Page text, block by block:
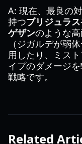
A: 現在、最良の
持つブリジュラス
ゲザンのような高
（ジガルデが弱
用したり、ミス
イプのダメージ
戦略です。
Related